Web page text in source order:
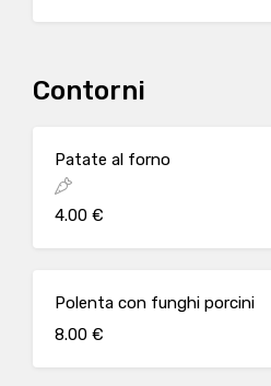
Contorni
Patate al forno
4.00 €
Polenta con funghi porcini
8.00 €